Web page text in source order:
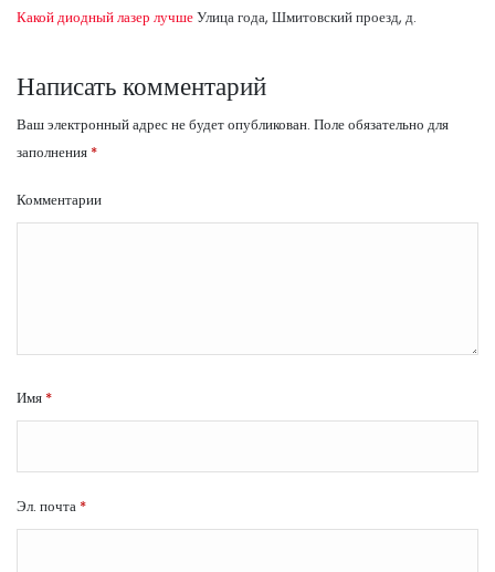
Какой диодный лазер лучшеУлица года, Шмитовский проезд, д.
Написать комментарий
Ваш электронный адрес не будет опубликован. Поле обязательно для
заполнения *
Комментарии
Имя *
Эл. почта *